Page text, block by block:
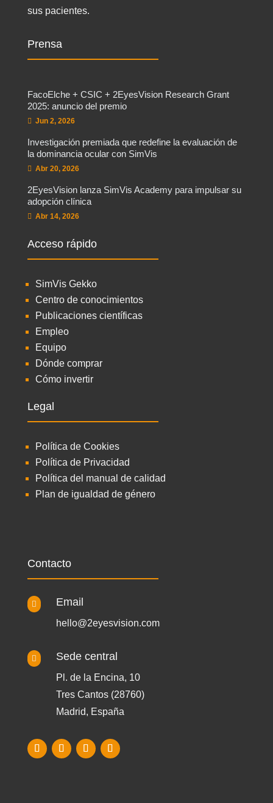
sus pacientes.
Prensa
FacoElche + CSIC + 2EyesVision Research Grant
2025: anuncio del premio
Jun 2, 2026
Investigación premiada que redefine la evaluación de
la dominancia ocular con SimVis
Abr 20, 2026
2EyesVision lanza SimVis Academy para impulsar su
adopción clínica
Abr 14, 2026
Acceso rápido
SimVis Gekko
Centro de conocimientos
Publicaciones científicas
Empleo
Equipo
Dónde comprar
Cómo invertir
Legal
Política de Cookies
Política de Privacidad
Política del manual de calidad
Plan de igualdad de género
Contacto
 Email
hello@2eyesvision.com
 Sede central
Pl. de la Encina, 10
Tres Cantos (28760)
Madrid, España